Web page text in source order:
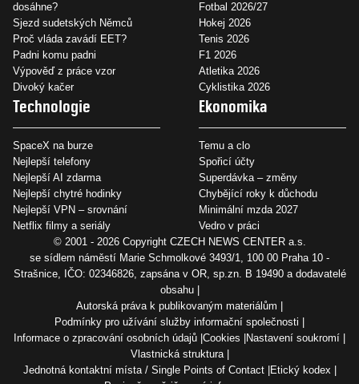
dosáhne?
Sjezd sudetských Němců
Proč vláda zavádí EET?
Padni komu padni
Výpověď z práce vzor
Divoký kačer
Fotbal 2026/27
Hokej 2026
Tenis 2026
F1 2026
Atletika 2026
Cyklistika 2026
Technologie
SpaceX na burze
Nejlepší telefony
Nejlepší AI zdarma
Nejlepší chytré hodinky
Nejlepší VPN – srovnání
Netflix filmy a seriály
Ekonomika
Temu a clo
Spořicí účty
Superdávka – změny
Chybějící roky k důchodu
Minimální mzda 2027
Vedro v práci
© 2001 - 2026 Copyright CZECH NEWS CENTER a.s.
se sídlem náměstí Marie Schmolkové 3493/1, 100 00 Praha 10 -
Strašnice, IČO: 02346826, zapsána v OR, sp.zn. B 19490 a dodavatelé
obsahu
Autorská práva k publikovaným materiálům
Podmínky pro užívání služby informační společnosti
Informace o zpracování osobních údajů Cookies
Nastavení soukromí
Vlastnická struktura
Jednotná kontaktní místa / Single Points of Contact
Etický kodex